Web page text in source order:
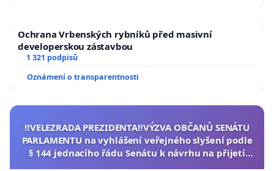
Ochrana Vrbenských rybníků před masivní
developerskou zástavbou
1 321 podpisů
Oznámení o transparentnosti
‼️VELEZRADA PREZIDENTA‼️VÝZVA OBČANŮ SENÁTU
PARLAMENTU na vyhlášení veřejného slyšení podle
§ 144 jednacího řádu Senátu k návrhu na přijetí